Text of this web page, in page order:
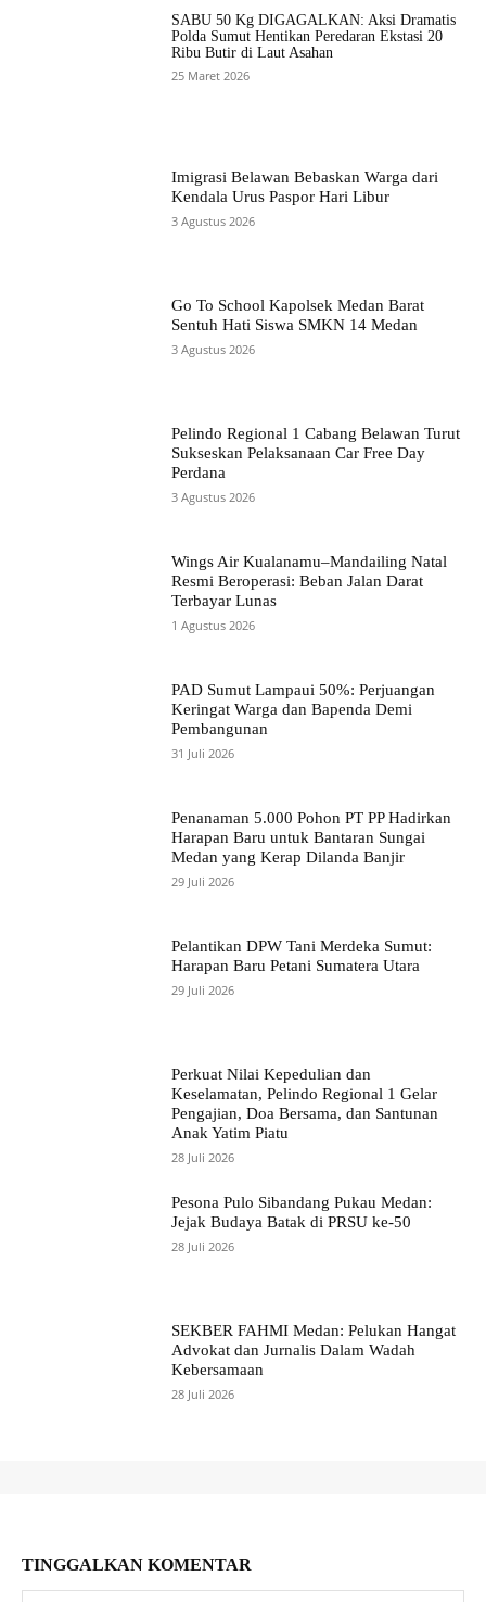
SABU 50 Kg DIGAGALKAN: Aksi Dramatis
Polda Sumut Hentikan Peredaran Ekstasi 20
Ribu Butir di Laut Asahan
25 Maret 2026
Imigrasi Belawan Bebaskan Warga dari
Kendala Urus Paspor Hari Libur
3 Agustus 2026
Go To School Kapolsek Medan Barat
Sentuh Hati Siswa SMKN 14 Medan
3 Agustus 2026
Pelindo Regional 1 Cabang Belawan Turut
Sukseskan Pelaksanaan Car Free Day
Perdana
3 Agustus 2026
Wings Air Kualanamu–Mandailing Natal
Resmi Beroperasi: Beban Jalan Darat
Terbayar Lunas
1 Agustus 2026
PAD Sumut Lampaui 50%: Perjuangan
Keringat Warga dan Bapenda Demi
Pembangunan
31 Juli 2026
Penanaman 5.000 Pohon PT PP Hadirkan
Harapan Baru untuk Bantaran Sungai
Medan yang Kerap Dilanda Banjir
29 Juli 2026
Pelantikan DPW Tani Merdeka Sumut:
Harapan Baru Petani Sumatera Utara
29 Juli 2026
Perkuat Nilai Kepedulian dan
Keselamatan, Pelindo Regional 1 Gelar
Pengajian, Doa Bersama, dan Santunan
Anak Yatim Piatu
28 Juli 2026
Pesona Pulo Sibandang Pukau Medan:
Jejak Budaya Batak di PRSU ke-50
28 Juli 2026
SEKBER FAHMI Medan: Pelukan Hangat
Advokat dan Jurnalis Dalam Wadah
Kebersamaan
28 Juli 2026
TINGGALKAN KOMENTAR